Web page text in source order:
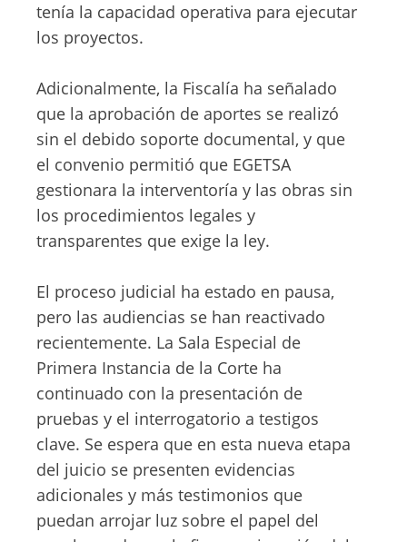
tenía la capacidad operativa para ejecutar
los proyectos.
Adicionalmente, la Fiscalía ha señalado
que la aprobación de aportes se realizó
sin el debido soporte documental, y que
el convenio permitió que EGETSA
gestionara la interventoría y las obras sin
los procedimientos legales y
transparentes que exige la ley.
El proceso judicial ha estado en pausa,
pero las audiencias se han reactivado
recientemente. La Sala Especial de
Primera Instancia de la Corte ha
continuado con la presentación de
pruebas y el interrogatorio a testigos
clave. Se espera que en esta nueva etapa
del juicio se presenten evidencias
adicionales y más testimonios que
puedan arrojar luz sobre el papel del